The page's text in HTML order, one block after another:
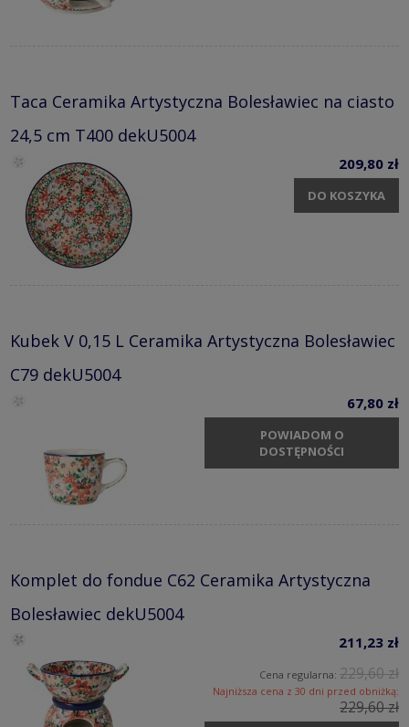
Taca Ceramika Artystyczna Bolesławiec na ciasto
24,5 cm T400 dekU5004
209,80 zł
DO KOSZYKA
Kubek V 0,15 L Ceramika Artystyczna Bolesławiec
C79 dekU5004
67,80 zł
POWIADOM O
DOSTĘPNOŚCI
Komplet do fondue C62 Ceramika Artystyczna
Bolesławiec dekU5004
211,23 zł
Cena regularna: 229,60 zł
Najniższa cena z 30 dni przed obniżką:
229,60 zł